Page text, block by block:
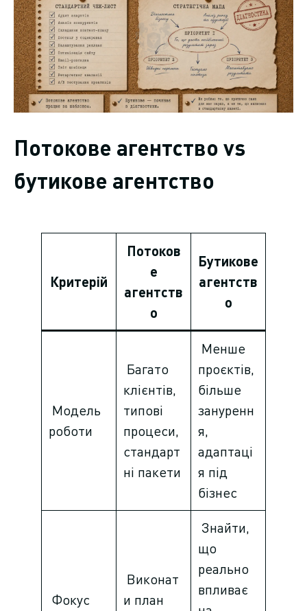
Потокове агентство vs
бутикове агентство
Критерій
Потоков
е
агентств
о
Бутикове
агентств
о
Модель
роботи
Багато
клієнтів,
типові
процеси,
стандарт
ні пакети
Менше
проєктів,
більше
зануренн
я,
адаптаці
я під
бізнес
Фокус
Виконат
и план
Знайти,
що
реально
впливає